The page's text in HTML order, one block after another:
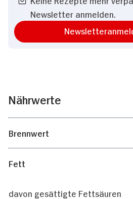
Newsletter anmelden.
Nährwerte
Brennwert
Fett
davon gesättigte Fettsäuren